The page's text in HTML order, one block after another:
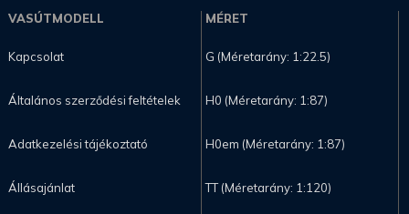
VASÚTMODELL
Kapcsolat
Általános szerződési feltételek
Adatkezelési tájékoztató
Állásajánlat
MÉRET
G (Méretarány: 1:22.5)
H0 (Méretarány: 1:87)
H0em (Méretarány: 1:87)
TT (Méretarány: 1:120)